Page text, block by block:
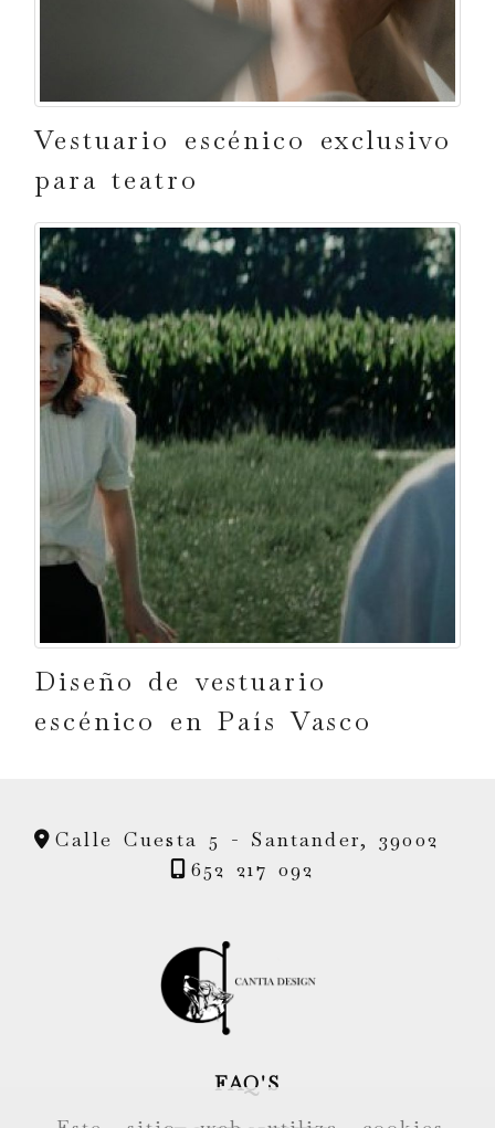
Vestuario escénico exclusivo
para teatro
Diseño de vestuario
escénico en País Vasco
Calle Cuesta 5 - Santander,39002
652 217 092
FAQ'S